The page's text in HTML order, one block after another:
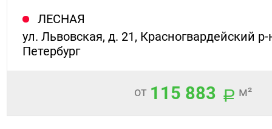
ЛЕСНАЯ
ул. Львовская, д. 21, Красногвардейский
Петербург
от 115 883 м²